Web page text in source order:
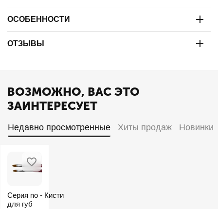
ОСОБЕННОСТИ
ОТЗЫВЫ
ВОЗМОЖНО, ВАС ЭТО
ЗАИНТЕРЕСУЕТ
Недавно просмотренные Хиты продаж Новинки
Серия no - Кисти
для губ